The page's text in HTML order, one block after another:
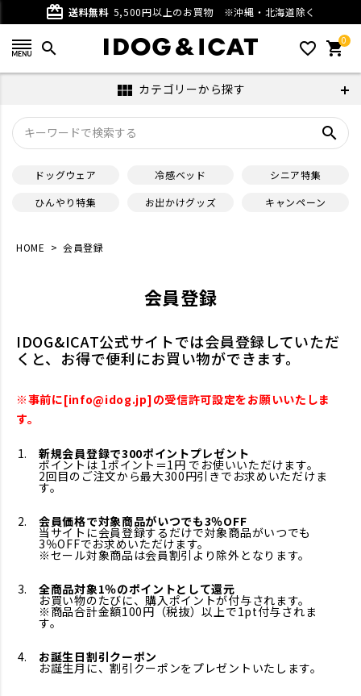
card_giftcard 送料無料 5,500円以上のお買物 ※沖縄・北海道除く
search favorite_outline 0
shopping_cart
view_module カテゴリーから探す
search
ドッグウェア 冷感ベッド
シニア特集
ひんやり特集
お出かけグッズ キャンペーン
HOME 会員登録
会員登録
IDOG&ICAT公式サイトでは会員登録していただ
くと、お得で便利にお買い物ができます。
※事前に[info@idog.jp]の受信許可設定をお願いいたしま
す。
新規会員登録で300ポイントプレゼント
ポイントは 1ポイント＝1円 でお使いいただけます。
2回目のご注文から最大300円引きでお求めいただけま
す。
会員価格で対象商品がいつでも3％OFF
当サイトに会員登録するだけで対象商品がいつでも
3％OFFでお求めいただけます。
※セール対象商品は会員割引より除外となります。
全商品対象1％のポイントとして還元
お買い物のたびに、購入ポイントが付与されます。
※商品合計金額100円（税抜）以上で1pt付与されま
す。
お誕生日割引クーポン
お誕生月に、割引クーポンをプレゼントいたします。